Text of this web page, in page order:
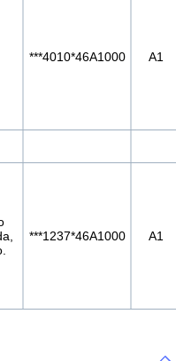
***4010*46A1000 A1
***1237*46A1000 A1